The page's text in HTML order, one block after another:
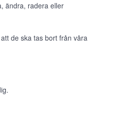
ändra, radera eller
de ska tas bort från våra